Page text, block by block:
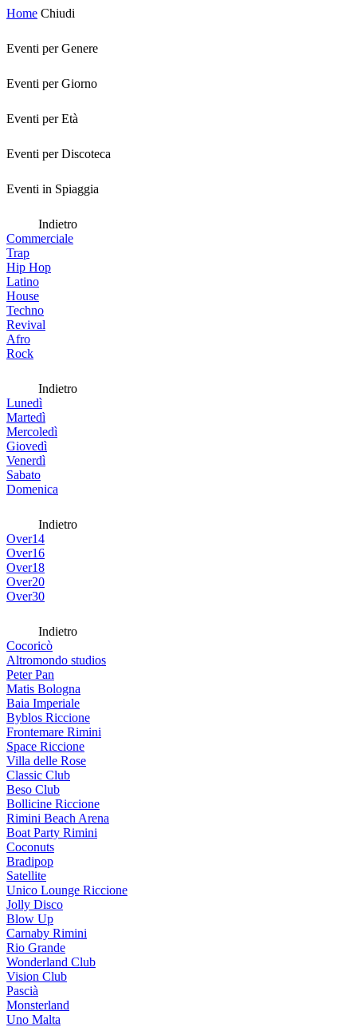
Home Chiudi
Eventi per Genere
Eventi per Giorno
Eventi per Età
Eventi per Discoteca
Eventi in Spiaggia
Indietro
Commerciale
Trap
Hip Hop
Latino
House
Techno
Revival
Afro
Rock
Indietro
Lunedì
Martedì
Mercoledì
Giovedì
Venerdì
Sabato
Domenica
Indietro
Over14
Over16
Over18
Over20
Over30
Indietro
Cocoricò
Altromondo studios
Peter Pan
Matis Bologna
Baia Imperiale
Byblos Riccione
Frontemare Rimini
Space Riccione
Villa delle Rose
Classic Club
Beso Club
Bollicine Riccione
Rimini Beach Arena
Boat Party Rimini
Coconuts
Bradipop
Satellite
Unico Lounge Riccione
Jolly Disco
Blow Up
Carnaby Rimini
Rio Grande
Wonderland Club
Vision Club
Pascià
Monsterland
Uno Malta